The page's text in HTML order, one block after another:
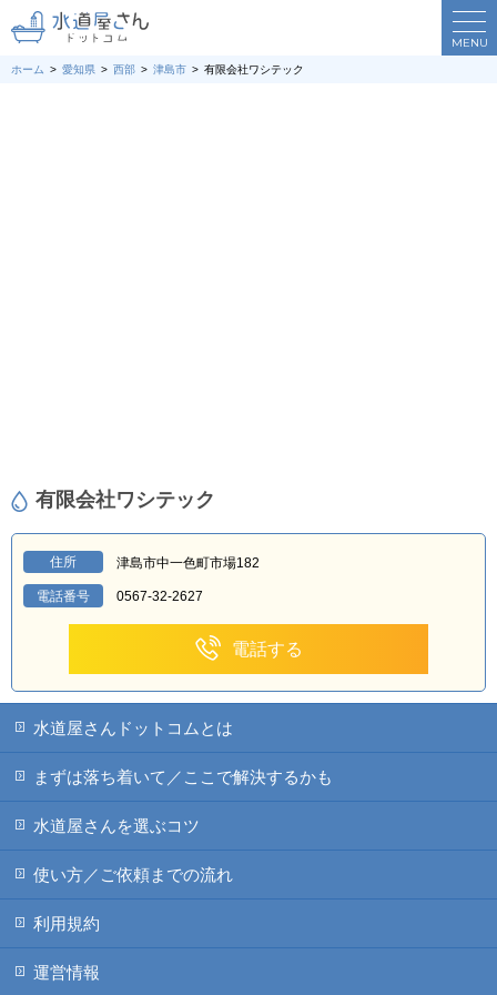
MENU
ホーム 愛知県 西部 津島市 有限会社ワシテック
有限会社ワシテック
住所 津島市中一色町市場182
電話番号 0567-32-2627
電話する
水道屋さんドットコムとは
まずは落ち着いて／ここで解決するかも
水道屋さんを選ぶコツ
使い方／ご依頼までの流れ
利用規約
運営情報